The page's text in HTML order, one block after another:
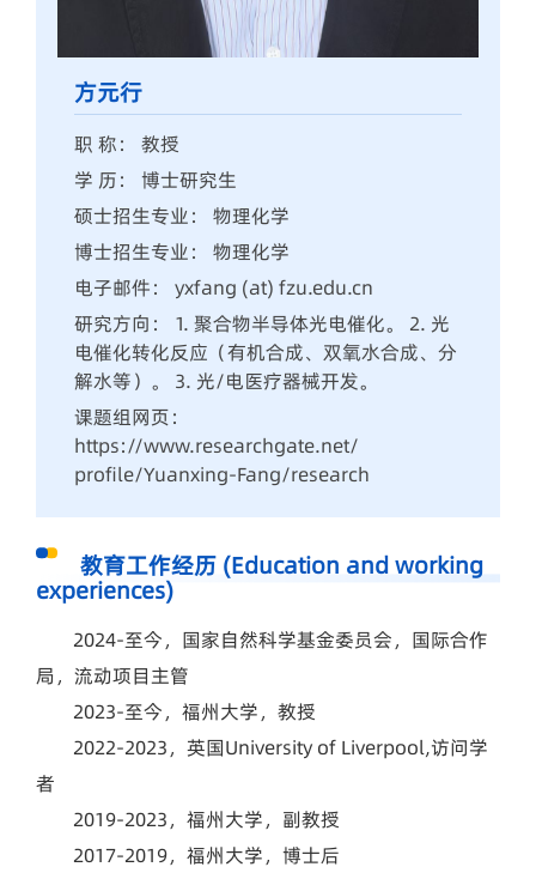
方元行
职 称： 教授
学 历： 博士研究生
硕士招生专业： 物理化学
博士招生专业： 物理化学
电子邮件： yxfang (at) fzu.edu.cn
研究方向： 1. 聚合物半导体光电催化。 2. 光
电催化转化反应（有机合成、双氧水合成、分
解水等）。 3. 光/电医疗器械开发。
课题组网页：
https://www.researchgate.net/
profile/Yuanxing-Fang/research
教育工作经历 (Education and working
experiences)
2024-至今，国家自然科学基金委员会，国际合作
局，流动项目主管
2023-至今，福州大学，教授
2022-2023，英国University of Liverpool,访问学
者
2019-2023，福州大学，副教授
2017-2019，福州大学，博士后